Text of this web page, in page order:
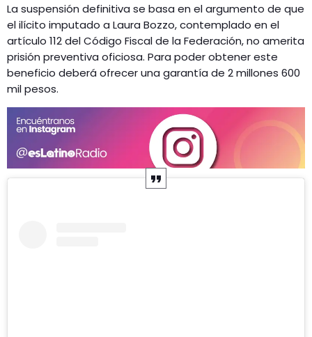
La suspensión definitiva se basa en el argumento de que
el ilícito imputado a Laura Bozzo, contemplado en el
artículo 112 del Código Fiscal de la Federación, no amerita
prisión preventiva oficiosa. Para poder obtener este
beneficio deberá ofrecer una garantía de 2 millones 600
mil pesos.